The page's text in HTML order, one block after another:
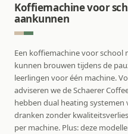
Koffiemachine voor
aankunnen
Een koffiemachine voor
kunnen brouwen tijdens de
leerlingen voor één machine.
adviseren we de Schaerer
hebben dual heating
dranken zonder
per machine. Plus: deze